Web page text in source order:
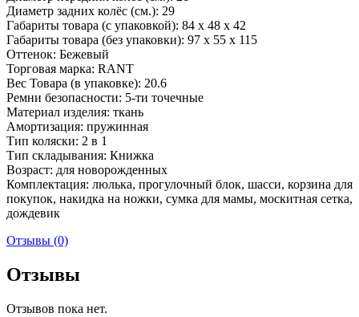
Диаметр задних колёс (см.): 29
Габариты товара (с упаковкой): 84 x 48 x 42
Габариты товара (без упаковки): 97 x 55 x 115
Оттенок: Бежевый
Торговая марка: RANT
Вес Товара (в упаковке): 20.6
Ремни безопасности: 5-ти точечные
Материал изделия: ткань
Амортизация: пружинная
Тип коляски: 2 в 1
Тип складывания: Книжка
Возраст: для новорожденных
Комплектация: люлька, прогулочный блок, шасси, корзина для
покупок, накидка на ножки, сумка для мамы, москитная сетка,
дождевик
Отзывы (0)
Отзывы
Отзывов пока нет.